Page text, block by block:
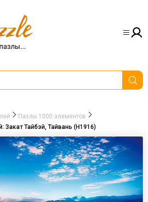
Пазлы 1000 элементов
Закат Тайбэй, Тайвань (Н1916)